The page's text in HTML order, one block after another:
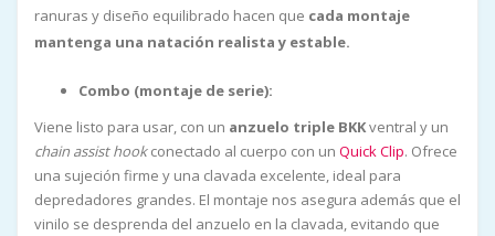
ranuras y diseño equilibrado hacen que cada montaje
mantenga una natación realista y estable.
Combo (montaje de serie):
Viene listo para usar, con un anzuelo triple BKKventral y un
chain assist hookconectado al cuerpo con un Quick Clip. Ofrece
una sujeción firme y una clavada excelente, ideal para
depredadores grandes. El montaje nos asegura además que el
vinilo se desprenda del anzuelo en la clavada, evitando que